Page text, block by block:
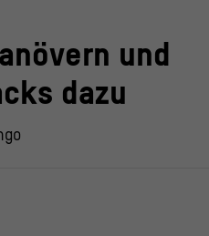
Palast der Republik im Humboldt Forum
der Republik im Humboldt Forum
und
dazu